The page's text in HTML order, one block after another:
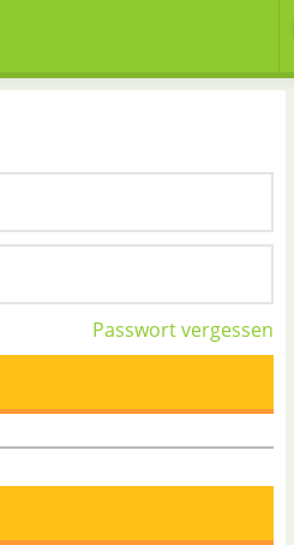
Passwort vergessen